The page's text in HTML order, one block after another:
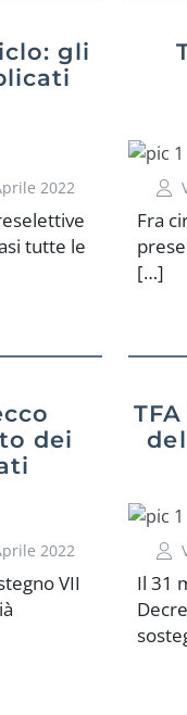
gli
2022
tutte le
Fra
[…]
dei
2022
VII
Il 31